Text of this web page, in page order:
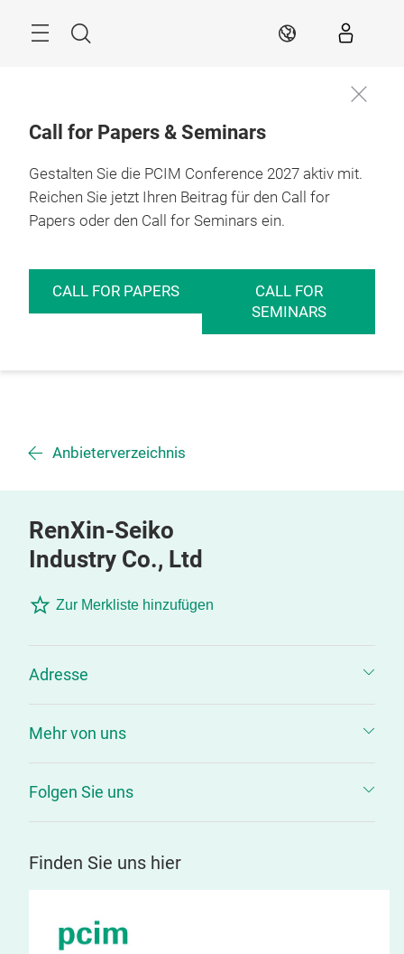
Suche DE
Call for Papers & Seminars
Gestalten Sie die PCIM Conference 2027 aktiv mit.
Reichen Sie jetzt Ihren Beitrag für den Call for
Papers oder den Call for Seminars ein.
CALL FOR PAPERS
CALL FOR
SEMINARS
Anbieterverzeichnis
RenXin-Seiko
Industry Co., Ltd
Zur Merkliste hinzufügen
Adresse
Mehr von uns
Folgen Sie uns
Finden Sie uns hier